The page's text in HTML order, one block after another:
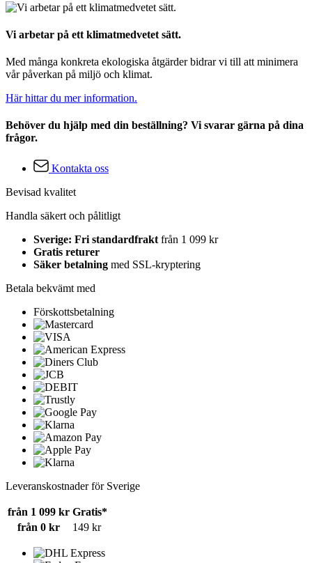
Vi arbetar på ett klimatmedvetet sätt.
Med många konkreta ekologiska åtgärder bidrar vi till att minimera
vår påverkan på miljö och klimat.
Här hittar du mer information.
Behöver du hjälp med din beställning? Vi svarar gärna på dina
frågor.
Kontakta oss
Bevisad kvalitet
Handla säkert och pålitligt
Sverige: Fri standardfrakt från 1 099 kr
Gratis returer
Säker betalning med SSL-kryptering
Betala bekvämt med
Förskottsbetalning
Leveranskostnader för Sverige
från 1 099 kr Gratis*
från 0 kr
149 kr